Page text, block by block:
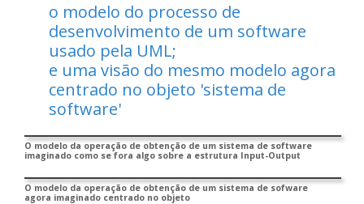
o modelo do processo de
desenvolvimento de um software
usado pela UML;
e uma visão do mesmo modelo agora
centrado no objeto 'sistema de
software'
O modelo da operação de obtenção de um sistema de software
imaginado como se fora algo sobre a estrutura Input-Output
O modelo da operação de obtenção de um sistema de sofware
agora imaginado centrado no objeto